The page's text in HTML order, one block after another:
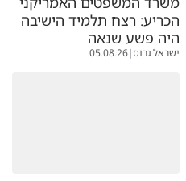
הכריע: רצח תלמיד הישיבה
היה פשע שנאה
ישראל גרוס|
05.08.26